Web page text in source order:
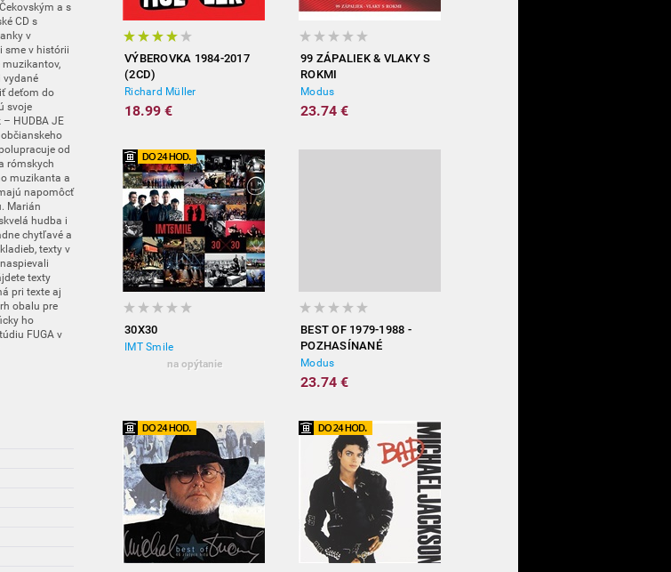
a s
CD s
v
sme v histórii
muzikantov,
vydané
deťom do
svoje
HUDBA JE
občianskeho
od
rómskych
muzikanta a
napomôcť
Marián
hudba i
chytľavé a
texty v
texty
pri texte aj
obalu pre
ho
FUGA v
VÝBEROVKA 1984-2017
(2CD)
Richard Müller
18.99 €
99 ZÁPALIEK & VLAKY S
ROKMI
Modus
23.74 €
30X30
IMT Smile
na opýtanie
BEST OF 1979-1988 -
POZHASÍNANÉ
Modus
23.74 €